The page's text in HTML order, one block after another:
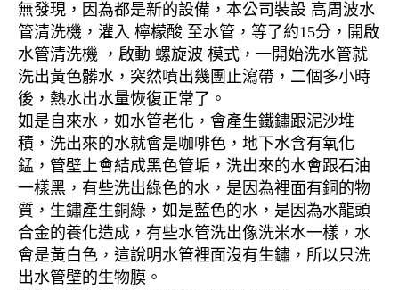
無發現，因為都是新的設備，本公司裝設 高周波水
管清洗機，灌入 檸檬酸 至水管，等了約15分，開啟
水管清洗機 ，啟動 螺旋波 模式，一開始洗水管就
洗出黃色髒水，突然噴出幾團止瀉帶，二個多小時
後，熱水出水量恢復正常了。
如是自來水，如水管老化，會產生鐵鏽跟泥沙堆
積，洗出來的水就會是咖啡色，地下水含有氧化
錳，管壁上會結成黑色管垢，洗出來的水會跟石油
一樣黑，有些洗出綠色的水，是因為裡面有銅的物
質，生鏽產生銅綠，如是藍色的水，是因為水龍頭
合金的養化造成，有些水管洗出像洗米水一樣，水
會是黃白色，這說明水管裡面沒有生鏽，所以只洗
出水管壁的生物膜。